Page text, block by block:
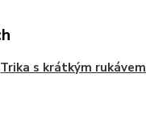
Trika s krátkým rukávem